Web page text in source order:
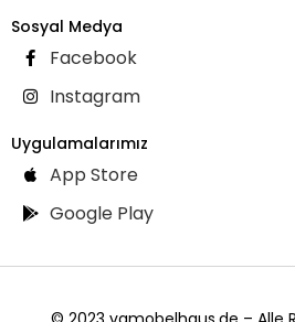
Sosyal Medya
Facebook
Instagram
Uygulamalarımız
App Store
Google Play